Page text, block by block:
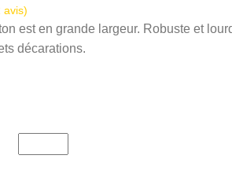
avis)
est en grande largeur. Robuste et
décarations.